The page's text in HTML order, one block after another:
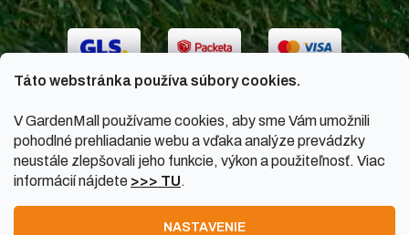
Táto webstránka používa súbory cookies.
V GardenMall používame cookies, aby sme Vám umožnili
pohodlné prehliadanie webu a vďaka analýze prevádzky
neustále zlepšovali jeho funkcie, výkon a použiteľnosť. Viac
informácií nájdete >>> TU.
NASTAVENIE